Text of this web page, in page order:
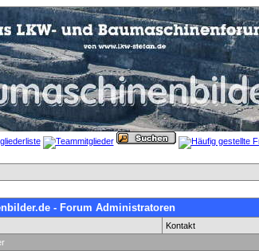
- Forum Administratoren
Kontakt